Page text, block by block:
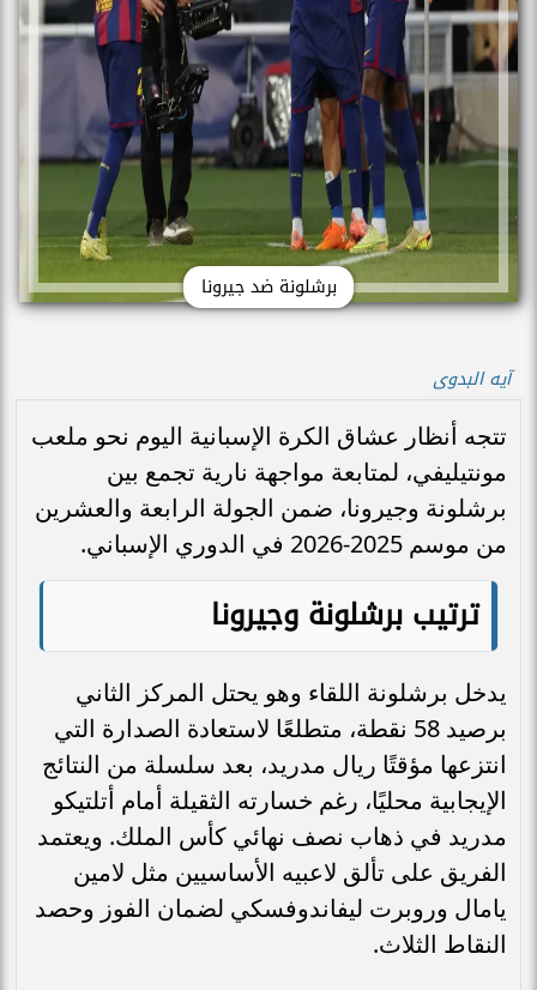
برشلونة ضد جيرونا
آيه البدوى
تتجه أنظار عشاق الكرة الإسبانية اليوم نحو ملعب
مونتيليفي، لمتابعة مواجهة نارية تجمع بين
برشلونة وجيرونا، ضمن الجولة الرابعة والعشرين
من موسم 2025-2026 في الدوري الإسباني.
ترتيب برشلونة وجيرونا
يدخل برشلونة اللقاء وهو يحتل المركز الثاني
برصيد 58 نقطة، متطلعًا لاستعادة الصدارة التي
انتزعها مؤقتًا ريال مدريد، بعد سلسلة من النتائج
الإيجابية محليًا، رغم خسارته الثقيلة أمام أتلتيكو
مدريد في ذهاب نصف نهائي كأس الملك. ويعتمد
الفريق على تألق لاعبيه الأساسيين مثل لامين
يامال وروبرت ليفاندوفسكي لضمان الفوز وحصد
النقاط الثلاث.